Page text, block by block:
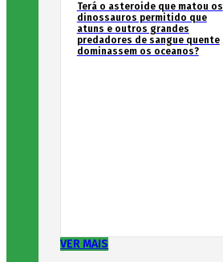
Terá o asteroide que matou os
dinossauros permitido que
atuns e outros grandes
predadores de sangue quente
dominassem os oceanos?
VER MAIS